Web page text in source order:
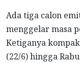
Ada tiga calon
menggelar masa
Ketiganya
(22/6) hingga